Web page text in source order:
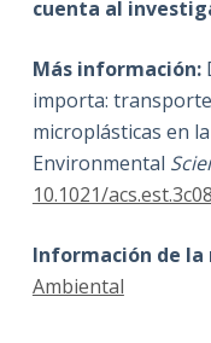
cuenta al
Más información:
importa:
microplásticas en
Environmental
10.1021/
Información de la
Ambiental